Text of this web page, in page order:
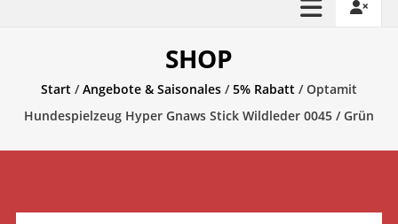
SHOP
Start/Angebote & Saisonales/5% Rabatt/ Optamit
Hundespielzeug Hyper Gnaws Stick Wildleder 0045 / Grün